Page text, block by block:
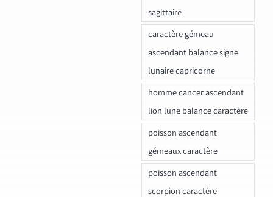
sagittaire
caractère gémeau
ascendant balance signe
lunaire capricorne
homme cancer ascendant
lion lune balance caractère
poisson ascendant
gémeaux caractère
poisson ascendant
scorpion caractère